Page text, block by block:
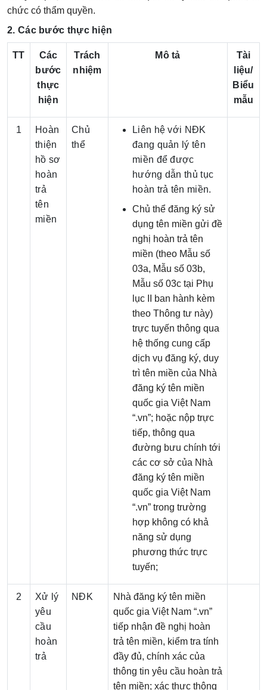
chức có thẩm quyền.
2. Các bước thực hiện
TT
Các
bước
thực
hiện
Trách
nhiệm
Mô tả
Tài
liệu/
Biểu
mẫu
1
Hoàn
thiện
hồ sơ
hoàn
trả
tên
miền
Chủ
thể
Liên hệ với NĐK
đang quản lý tên
miền để được
hướng dẫn thủ tục
hoàn trả tên miền.
Chủ thể đăng ký sử
dụng tên miền gửi đề
nghị hoàn trả tên
miền (theo Mẫu số
03a, Mẫu số 03b,
Mẫu số 03c tại Phụ
lục II ban hành kèm
theo Thông tư này)
trực tuyến thông qua
hệ thống cung cấp
dịch vụ đăng ký, duy
trì tên miền của Nhà
đăng ký tên miền
quốc gia Việt Nam
“.vn”; hoặc nộp trực
tiếp, thông qua
đường bưu chính tới
các cơ sở của Nhà
đăng ký tên miền
quốc gia Việt Nam
“.vn” trong trường
hợp không có khả
năng sử dụng
phương thức trực
tuyến;
2
Xử lý
yêu
cầu
hoàn
trả
NĐK
Nhà đăng ký tên miền
quốc gia Việt Nam “.vn”
tiếp nhận đề nghị hoàn
trả tên miền, kiểm tra tính
đầy đủ, chính xác của
thông tin yêu cầu hoàn trả
tên miền; xác thực thông